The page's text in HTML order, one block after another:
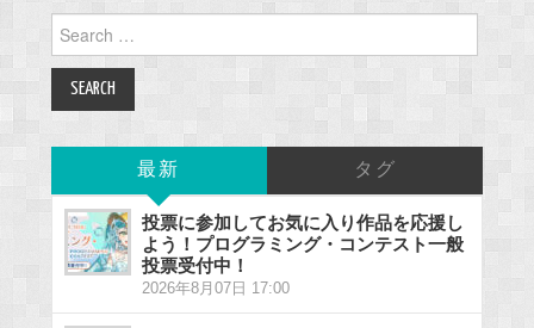
Search
for:
最新 タグ
投票に参加してお気に入り作品を応援し
よう！プログラミング・コンテスト一般
投票受付中！
2026年8月07日 17:00